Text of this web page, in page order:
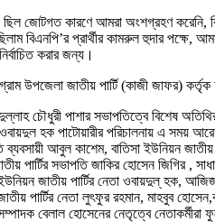
ছিল জোটগত কারণে আমরা অংশগ্রহণ
বিএনপি’র প্রার্থীর কামরুল হুদার পক্ষে,
করার জন্য।
উপজেলা জাতীয় পার্টি (কাজী
চৌধুরী পাশার সভাপতিত্বে বিশেষ
ওবায়দুল হক পাটোয়ারীর পরিচালনায় এ
ব্যবসায়ী আবুল কাশেম, বাতিসা ইউনিয়ন
সভাপতি জাকির হোসেন জিগির ,
জাতীয় পার্টির নেতা ওবায়দুল্ হক,
পার্টির নেতা লুৎফুর রহমান, মাহবুব
বেলাল হোসেনের নেতৃত্বে নেতাকর্মীরা